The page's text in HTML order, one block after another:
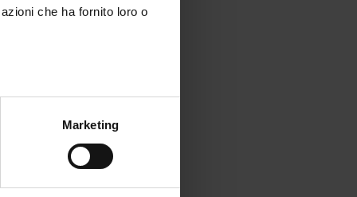
che ha fornito loro o
Marketing